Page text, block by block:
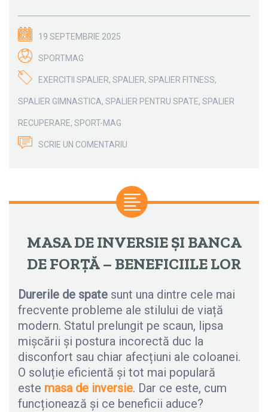
19 SEPTEMBRIE 2025
SPORTMAG
EXERCITII SPALIER, SPALIER, SPALIER FITNESS,
SPALIER GIMNASTICA, SPALIER PENTRU SPATE, SPALIER
RECUPERARE, SPORT-MAG
SCRIE UN COMENTARIU
MASA DE INVERSIE ȘI BANCA
DE FORȚĂ – BENEFICIILE LOR
Durerile de spate sunt una dintre cele mai
frecvente probleme ale stilului de viață
modern. Statul prelungit pe scaun, lipsa
mișcării și postura incorectă duc la
disconfort sau chiar afecțiuni ale coloanei.
O soluție eficientă și tot mai populară
este masa de inversie. Dar ce este, cum
funcționează și ce beneficii aduce?